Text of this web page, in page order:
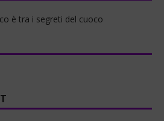
è tra i segreti del cuoco